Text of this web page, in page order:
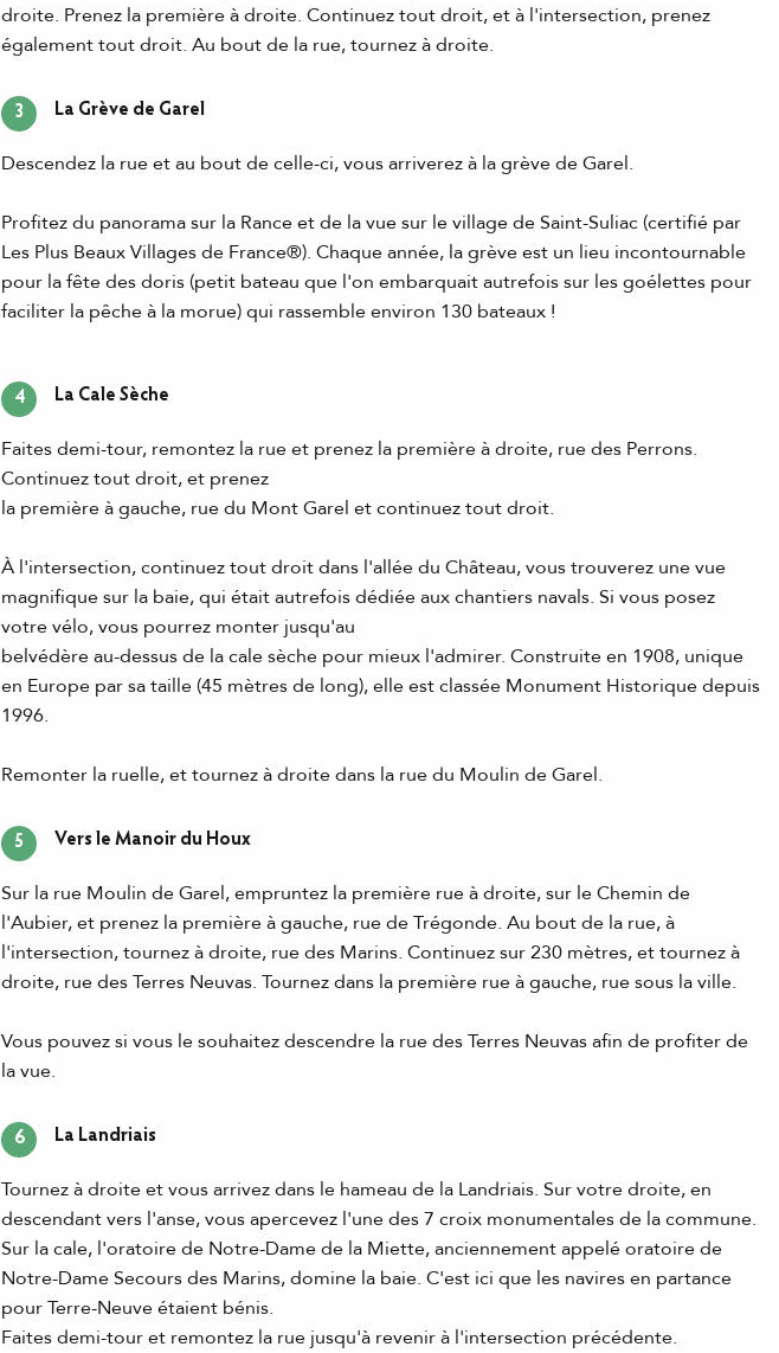
droite. Prenez la première à droite. Continuez tout droit, et à l'intersection, prenez
également tout droit. Au bout de la rue, tournez à droite.
3 La Grève de Garel
Descendez la rue et au bout de celle-ci, vous arriverez à la grève de Garel.
Profitez du panorama sur la Rance et de la vue sur le village de Saint-Suliac (certifié par
Les Plus Beaux Villages de France®). Chaque année, la grève est un lieu incontournable
pour la fête des doris (petit bateau que l'on embarquait autrefois sur les goélettes pour
faciliter la pêche à la morue) qui rassemble environ 130 bateaux !
4 La Cale Sèche
Faites demi-tour, remontez la rue et prenez la première à droite, rue des Perrons.
Continuez tout droit, et prenez
la première à gauche, rue du Mont Garel et continuez tout droit.
À l'intersection, continuez tout droit dans l'allée du Château, vous trouverez une vue
magnifique sur la baie, qui était autrefois dédiée aux chantiers navals. Si vous posez
votre vélo, vous pourrez monter jusqu'au
belvédère au-dessus de la cale sèche pour mieux l'admirer. Construite en 1908, unique
en Europe par sa taille (45 mètres de long), elle est classée Monument Historique depuis
1996.
Remonter la ruelle, et tournez à droite dans la rue du Moulin de Garel.
5 Vers le Manoir du Houx
Sur la rue Moulin de Garel, empruntez la première rue à droite, sur le Chemin de
l'Aubier, et prenez la première à gauche, rue de Trégonde. Au bout de la rue, à
l'intersection, tournez à droite, rue des Marins. Continuez sur 230 mètres, et tournez à
droite, rue des Terres Neuvas. Tournez dans la première rue à gauche, rue sous la ville.
Vous pouvez si vous le souhaitez descendre la rue des Terres Neuvas afin de profiter de
la vue.
6 La Landriais
Tournez à droite et vous arrivez dans le hameau de la Landriais. Sur votre droite, en
descendant vers l'anse, vous apercevez l'une des 7 croix monumentales de la commune.
Sur la cale, l'oratoire de Notre-Dame de la Miette, anciennement appelé oratoire de
Notre-Dame Secours des Marins, domine la baie. C'est ici que les navires en partance
pour Terre-Neuve étaient bénis.
Faites demi-tour et remontez la rue jusqu'à revenir à l'intersection précédente.